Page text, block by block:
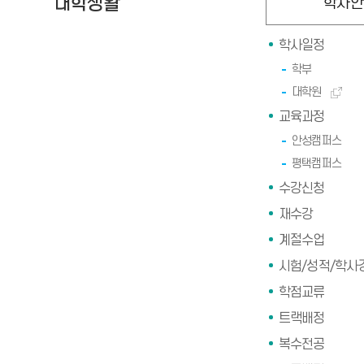
학사
학사일정
학부
대학원
교육과정
안성캠퍼스
평택캠퍼스
수강신청
재수강
계절수업
시험/성적/학사
학점교류
트랙배정
복수전공